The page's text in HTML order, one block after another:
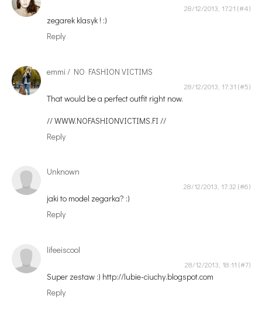
28/12/2013, 17:21
zegarek klasyk ! :)
Reply
emmi / NO FASHION VICTIMS
28/12/2013, 17:31
That would be a perfect outfit right now.
// WWW.NOFASHIONVICTIMS.FI //
Reply
Unknown
28/12/2013, 17:32
jaki to model zegarka? :)
Reply
lifeeiscool
28/12/2013, 18:11
Super zestaw :) http://lubie-ciuchy.blogspot.com
Reply